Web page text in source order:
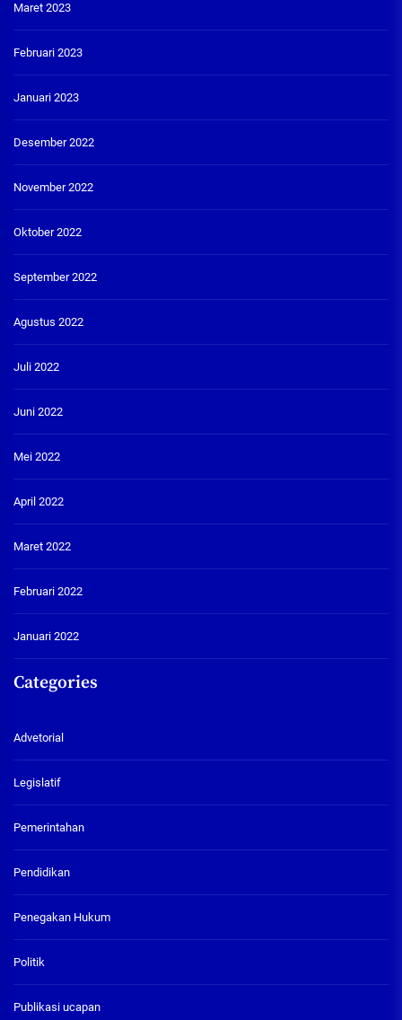
Maret 2023
Februari 2023
Januari 2023
Desember 2022
November 2022
Oktober 2022
September 2022
Agustus 2022
Juli 2022
Juni 2022
Mei 2022
April 2022
Maret 2022
Februari 2022
Januari 2022
Categories
Advetorial
Legislatif
Pemerintahan
Pendidikan
Penegakan Hukum
Politik
Publikasi ucapan